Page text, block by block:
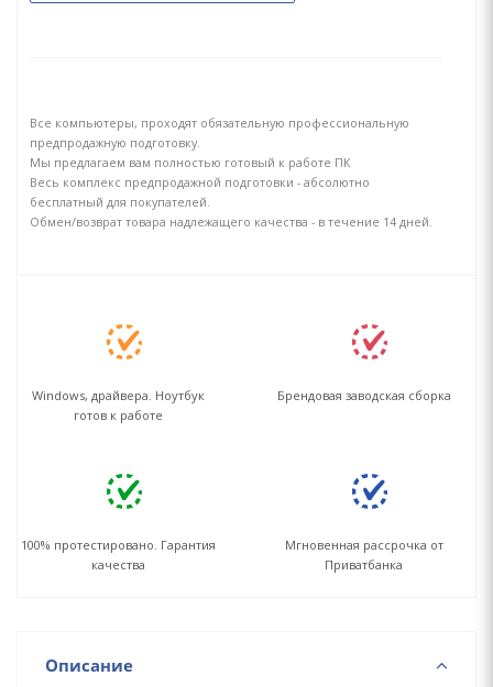
Все компьютеры, проходят обязательную профессиональную
предпродажную подготовку.
Мы предлагаем вам полностью готовый к работе ПК
Весь комплекс предпродажной подготовки - абсолютно
бесплатный для покупателей.
Обмен/возврат товара надлежащего качества - в течение 14 дней.
Windows, драйвера. Ноутбук
готов к работе
Брендовая заводская сборка
100% протестировано. Гарантия
качества
Мгновенная рассрочка от
Приватбанка
Описание